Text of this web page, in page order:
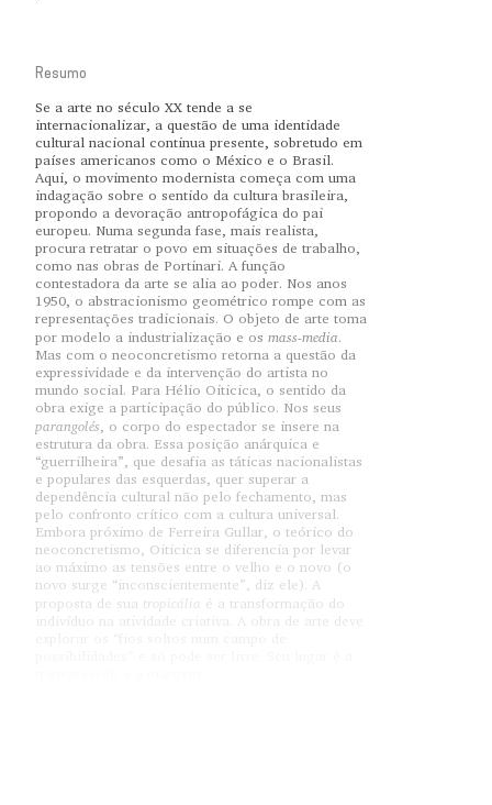
Resumo
Se a arte no século XX tende a se
internacionalizar, a questão de uma identidade
cultural nacional continua presente, sobretudo em
países americanos como o México e o Brasil.
Aqui, o movimento modernista começa com uma
indagação sobre o sentido da cultura brasileira,
propondo a devoração antropofágica do pai
europeu. Numa segunda fase, mais realista,
procura retratar o povo em situações de trabalho,
como nas obras de Portinari. A função
contestadora da arte se alia ao poder. Nos anos
1950, o abstracionismo geométrico rompe com as
representações tradicionais. O objeto de arte toma
por modelo a industrialização e os mass-media.
Mas com o neoconcretismo retorna a questão da
expressividade e da intervenção do artista no
mundo social. Para Hélio Oiticica, o sentido da
obra exige a participação do público. Nos seus
parangolés , o corpo do espectador se insere na
estrutura da obra. Essa posição anárquica e
“guerrilheira”, que desafia as táticas nacionalistas
e populares das esquerdas, quer superar a
dependência cultural não pelo fechamento, mas
pelo confronto crítico com a cultura universal.
Embora próximo de Ferreira Gullar, o teórico do
neoconcretismo, Oiticica se diferencia por levar
ao máximo as tensões entre o velho e o novo (o
novo surge “inconscientemente”, diz ele). A
proposta de sua tropicália é a transformação do
indivíduo na atividade criativa. A obra de arte deve